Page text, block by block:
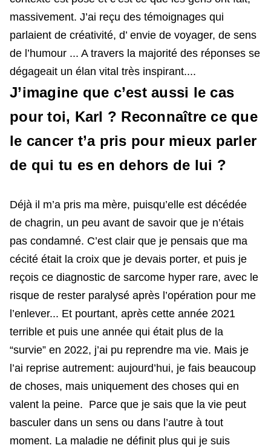
massivement. J’ai reçu des témoignages qui
parlaient de créativité, d’ envie de voyager, de sens
de l’humour ... A travers la majorité des réponses se
dégageait un élan vital très inspirant....
J’imagine que c’est aussi le cas
pour toi, Karl ? Reconnaître ce que
le cancer t’a pris pour mieux parler
de qui tu es en dehors de lui ?
Déjà il m’a pris ma mère, puisqu’elle est décédée
de chagrin, un peu avant de savoir que je n’étais
pas condamné. C’est clair que je pensais que ma
cécité était la croix que je devais porter, et puis je
reçois ce diagnostic de sarcome hyper rare, avec le
risque de rester paralysé après l’opération pour me
l’enlever... Et pourtant, après cette année 2021
terrible et puis une année qui était plus de la
“survie” en 2022, j’ai pu reprendre ma vie. Mais je
l’ai reprise autrement: aujourd’hui, je fais beaucoup
de choses, mais uniquement des choses qui en
valent la peine. Parce que je sais que la vie peut
basculer dans un sens ou dans l’autre à tout
moment. La maladie ne définit plus qui je suis